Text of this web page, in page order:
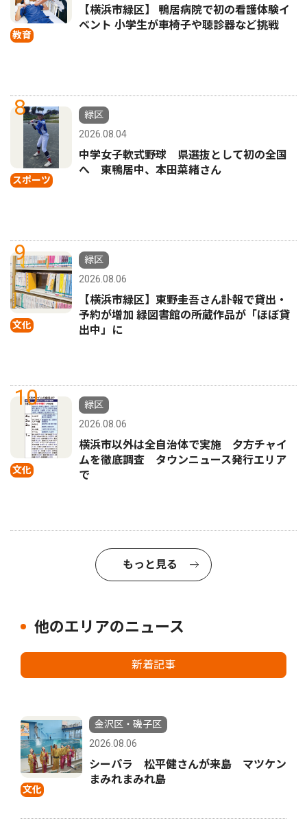
教育
【横浜市緑区】 鴨居病院で初の看護体験イ
ベント 小学生が車椅子や聴診器など挑戦
8
スポーツ
緑区
2026.08.04
中学女子軟式野球 県選抜として初の全国
へ 東鴨居中、本田菜緒さん
9
文化
緑区
2026.08.06
【横浜市緑区】東野圭吾さん訃報で貸出・
予約が増加 緑図書館の所蔵作品が「ほぼ貸
出中」に
10
文化
緑区
2026.08.06
横浜市以外は全自治体で実施 夕方チャイ
ムを徹底調査 タウンニュース発行エリア
で
もっと見る
他のエリアのニュース
新着記事
文化
金沢区・磯子区
2026.08.06
シーパラ 松平健さんが来島 マツケン
まみれまみれ島